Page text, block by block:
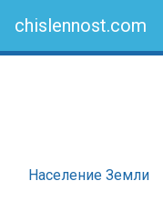
chislennost.com
Население Земли